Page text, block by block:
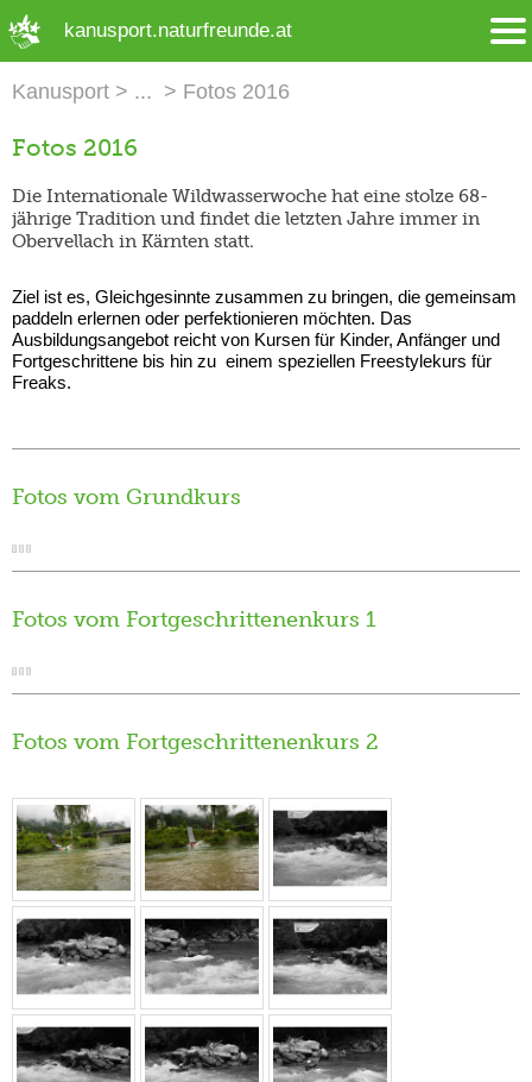
kanusport.naturfreunde.at
Kanusport Fotos 2016
Fotos 2016
Die Internationale Wildwasserwoche hat eine stolze 68-
jährige Tradition und findet die letzten Jahre immer in
Obervellach in Kärnten statt.
Ziel ist es, Gleichgesinnte zusammen zu bringen, die gemeinsam
paddeln erlernen oder perfektionieren möchten. Das
Ausbildungsangebot reicht von Kursen für Kinder, Anfänger und
Fortgeschrittene bis hin zu einem speziellen Freestylekurs für
Freaks.
Fotos vom Grundkurs
Fotos vom Fortgeschrittenenkurs 1
Fotos vom Fortgeschrittenenkurs 2